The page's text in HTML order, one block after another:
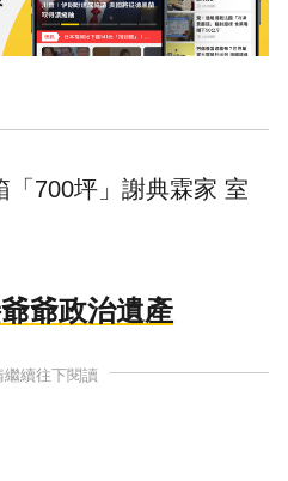
「700坪」謝典霖家 室
爺政治遺產
繼續往下閱讀